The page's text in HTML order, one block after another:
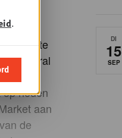
nu
vooral
heden
aan
de
DI
15
SEP
.